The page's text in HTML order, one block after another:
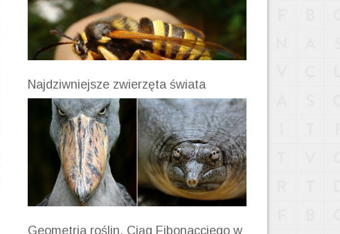
Najdziwniejsze zwierzęta świata
Geometria roślin. Ciąg Fibonacciego w